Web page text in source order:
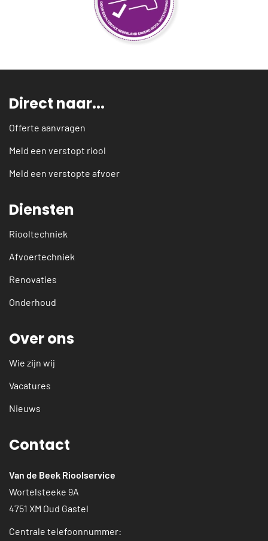
Direct naar...
Offerte aanvragen
Meld een verstopt riool
Meld een verstopte afvoer
Diensten
Riooltechniek
Afvoertechniek
Renovaties
Onderhoud
Over ons
Wie zijn wij
Vacatures
Nieuws
Contact
Van de Beek Rioolservice
Wortelsteeke 9A
4751 XM Oud Gastel
Centrale telefoonnummer: